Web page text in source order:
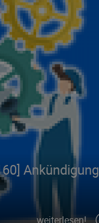
Ankündigung
weiterlesen!